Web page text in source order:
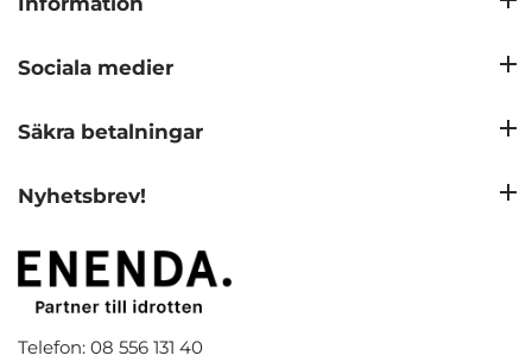
Telefon: 08 556 131 40
Sociala medier
Säkra betalningar
Nyhetsbrev!